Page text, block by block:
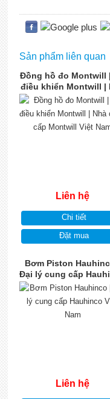
Sản phẩm liên quan
Đồng hồ đo Montwill
điều khiển Montwill |
cung cấp Montwill
Nam
Liên hệ
Chi tiết
Đặt mua
Bơm Piston
Đại lý cung cấp
Việt Nam
Liên hệ